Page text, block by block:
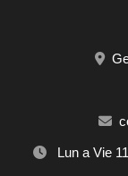
Lun a Vie